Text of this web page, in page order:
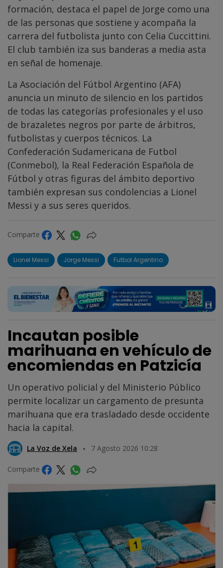
formación, destaca el papel de Jorge como una
de las personas que sostiene y acompaña la
carrera del futbolista junto con Celia Cuccittini.
El club también iza sus banderas a media asta
en señal de homenaje.
La Asociación del Fútbol Argentino (AFA)
anuncia un minuto de silencio en los partidos
de todas las categorías profesionales y el uso
de brazaletes negros por parte de árbitros,
futbolistas y cuerpos técnicos. La
Confederación Sudamericana de Futbol
(Conmebol), la Real Federación Española de
Fútbol y otras figuras del ámbito deportivo
también expresan sus condolencias a Lionel
Messi y a sus seres queridos.
Comparte
Lionel Messi Jorge Messi Futbol Argentino
Incautan posible
marihuana en vehículo de
encomiendas en Patzicía
Un operativo policial y del Ministerio Público
permite localizar un cargamento de presunta
marihuana que era trasladado desde occidente
hacia la capital.
La Voz de Xela 7 Agosto 2026 10:28
Comparte